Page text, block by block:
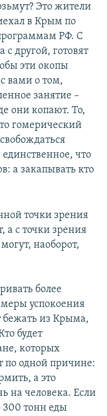
Это жители
в Крым по
РФ. С
другой, готовят
эти окопы
вами о том,
занятие –
они копают. То,
гомерический
что
а закапывать кто
точки зрения
а с точки зрения
наоборот,
более
меры успокоения
бежать из Крыма,
будет
которых
по одной причине:
а это
на человека. Если
300 тонн еды